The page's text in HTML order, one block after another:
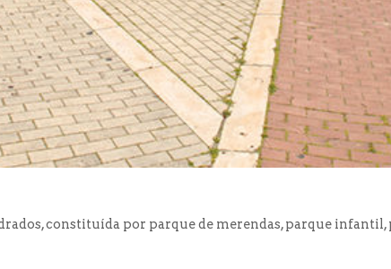
constituída por parque de merendas, parque